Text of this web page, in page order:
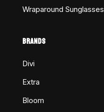
Wraparound Sunglasses
BRANDS
Divi
Extra
Bloom